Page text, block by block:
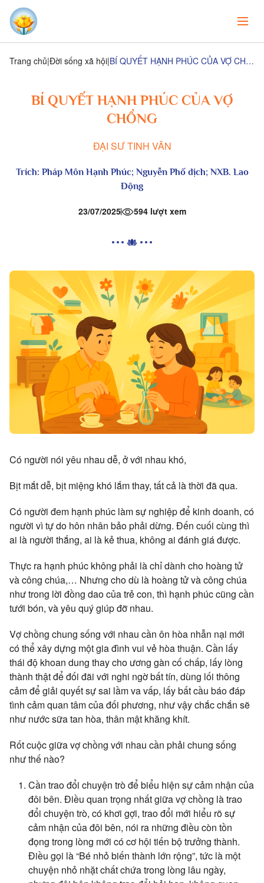
Trang chủ Đời sống xã hội BÍ QUYẾT HẠNH PHÚC CỦA VỢ CHỒNG
BÍ QUYẾT HẠNH PHÚC CỦA VỢ
CHỒNG
ĐẠI SƯ TINH VÂN
Trích: Pháp Môn Hạnh Phúc; Nguyễn Phố dịch; NXB. Lao
Động
23/07/2025 594 lượt xem
Có người nói yêu nhau dễ, ở với nhau khó,
Bịt mắt dễ, bịt miệng khó lắm thay, tất cả là thời đã qua.
Có người đem hạnh phúc làm sự nghiệp để kinh doanh, có
người vì tự do hôn nhân bảo phải dừng. Đến cuối cùng thì
ai là người thắng, ai là kẻ thua, không ai đánh giá được.
Thực ra hạnh phúc không phải là chỉ dành cho hoàng tử
và công chúa,… Nhưng cho dù là hoàng tử và công chúa
như trong lời đồng dao của trẻ con, thì hạnh phúc cũng cần
tưới bón, và yêu quý giúp đỡ nhau.
Vợ chồng chung sống với nhau cần ôn hòa nhẫn nại mới
có thể xây dựng một gia đình vui vẻ hòa thuận. Cần lấy
thái độ khoan dung thay cho ương gàn cố chấp, lấy lòng
thành thật để đối đãi với nghi ngờ bất tín, dùng lối thông
cảm để giải quyết sự sai lầm va vấp, lấy bất cầu báo đáp
tình cảm quan tâm của đối phương, như vậy chắc chắn sẽ
như nước sữa tan hòa, thân mật khăng khít.
Rốt cuộc giữa vợ chồng với nhau cần phải chung sống
như thế nào?
Cần trao đổi chuyện trò để biểu hiện sự cảm nhận của
đôi bên. Điều quan trọng nhất giữa vợ chồng là trao
đổi chuyện trò, có khơi gợi, trao đổi mới hiểu rõ sự
cảm nhận của đôi bên, nói ra những điều còn tồn
đọng trong lòng mới có cơ hội tiến bộ trưởng thành.
Điều gọi là “Bé nhỏ biến thành lớn rộng”, tức là một
chuyện nhỏ nhặt chất chứa trong lòng lâu ngày,